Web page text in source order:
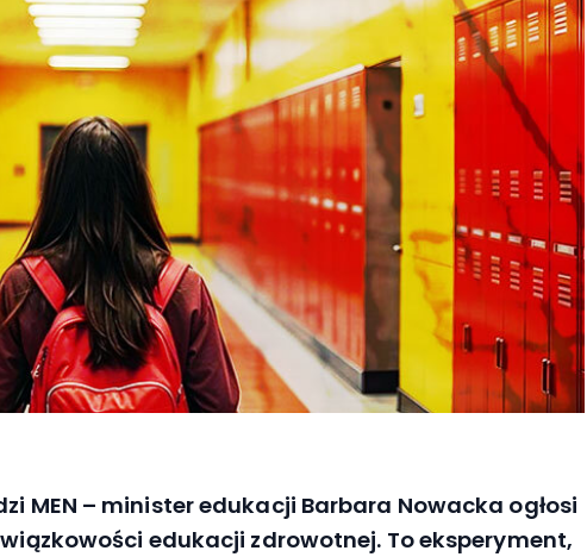
MEN – minister edukacji Barbara Nowacka ogłosi
edukacji zdrowotnej. To eksperyment,